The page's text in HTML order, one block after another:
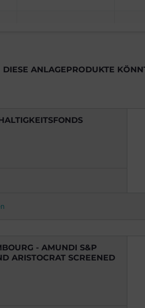
DIESE ANLAGEPRODUKTE
- AMUNDI S&P
ARISTOCRAT SCREENED